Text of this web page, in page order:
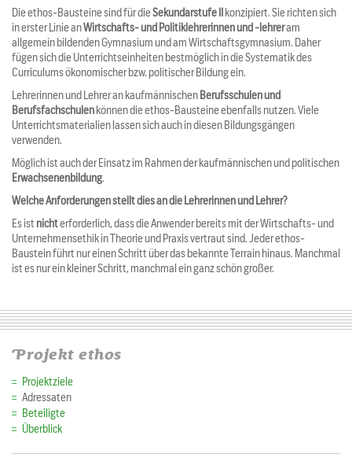
Die ethos-Bausteine sind für dieSekundarstufe II
konzipiert. Sie richten sich
in erster Linie anWirtschafts- und Politiklehrerinnen und -lehreram
allgemein bildenden Gymnasium und am Wirtschaftsgymnasium. Daher
fügen sich die Unterrichtseinheiten bestmöglich in die Systematik des
Curriculums ökonomischer bzw. politischer Bildung ein.
Lehrerinnen und Lehrer an kaufmännischen Berufsschulen und
Berufsfachschulen können die ethos-Bausteine ebenfalls nutzen. Viele
Unterrichtsmaterialien lassen sich auch in diesen Bildungsgängen
verwenden.
Möglich ist auch der Einsatz im Rahmen der kaufmännischen und politischen
Erwachsenenbildung.
Welche Anforderungen stellt dies an die Lehrerinnen und Lehrer?
Es ist nichterforderlich, dass die Anwender bereits mit der Wirtschafts- und
Unternehmensethik in Theorie und Praxis vertraut sind. Jeder ethos-
Baustein führt nur einen Schritt über das bekannte Terrain hinaus. Manchmal
ist es nur ein kleiner Schritt, manchmal ein ganz schön großer.
Projekt ethos
Projektziele
Adressaten
Beteiligte
Überblick